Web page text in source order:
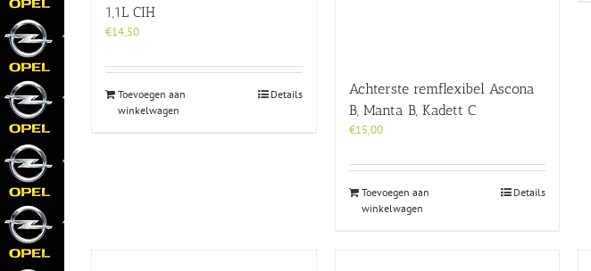
1,1L CIH
€14,50
Toevoegen aan
winkelwagen
Details
Achterste remflexibel Ascona
B, Manta B, Kadett C
€15,00
Toevoegen aan
winkelwagen
Details